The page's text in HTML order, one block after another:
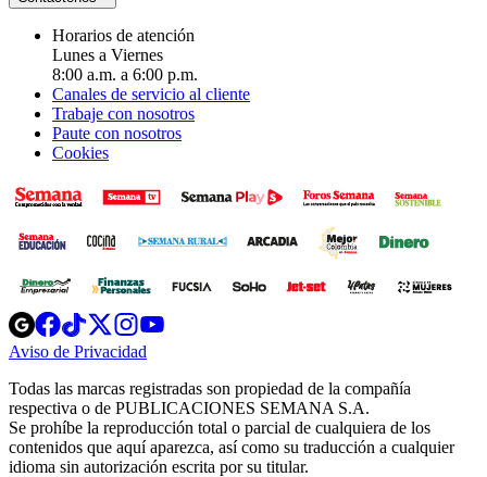
Horarios de atención
Lunes a Viernes
8:00 a.m. a 6:00 p.m.
Canales de servicio al cliente
Trabaje con nosotros
Paute con nosotros
Cookies
Opens
in
new
Opens
in
new
Opens
in
new
window
Opens
new
windowwindow
Aviso de Privacidad
new
window
Todas las marcas registradas son propiedad de la compañía
respectiva o de PUBLICACIONES SEMANA S.A.
Se prohíbe la reproducción total o parcial de cualquiera de los
contenidos que aquí aparezca, así como su traducción a cualquier
idioma sin autorización escrita por su titular.